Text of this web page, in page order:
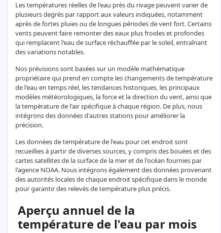
Les températures réelles de l'eau près du rivage peuvent varier de
plusieurs degrés par rapport aux valeurs indiquées, notamment
après de fortes pluies ou de longues périodes de vent fort. Certains
vents peuvent faire remonter des eaux plus froides et profondes
qui remplacent l'eau de surface réchauffée par le soleil, entraînant
des variations notables.
Nos prévisions sont basées sur un modèle mathématique
propriétaire qui prend en compte les changements de température
de l'eau en temps réel, les tendances historiques, les principaux
modèles météorologiques, la force et la direction du vent, ainsi que
la température de l'air spécifique à chaque région. De plus, nous
intégrons des données d'autres stations pour améliorer la
précision.
Les données de température de l'eau pour cet endroit sont
recueillies à partir de diverses sources, y compris des bouées et des
cartes satellites de la surface de la mer et de l'océan fournies par
l'agence NOAA. Nous intégrons également des données provenant
des autorités locales de chaque endroit spécifique dans le monde
pour garantir des relevés de température plus précis.
Aperçu annuel de la
température de l'eau par mois